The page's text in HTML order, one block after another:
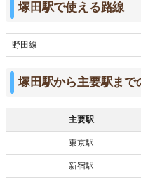
塚田駅で使える路線
野田線
塚田駅から主要駅まで
主要駅
東京駅
新宿駅